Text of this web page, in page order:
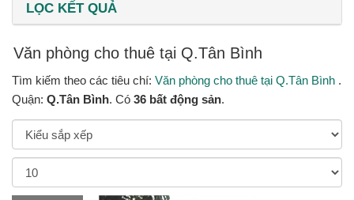
LỌC KẾT QUẢ
Văn phòng cho thuê tại Q.Tân Bình
Tìm kiếm theo các tiêu chí: Văn phòng cho thuê tại Q.Tân Bình .
Quận: Q.Tân Bình. Có 36 bất động sản.